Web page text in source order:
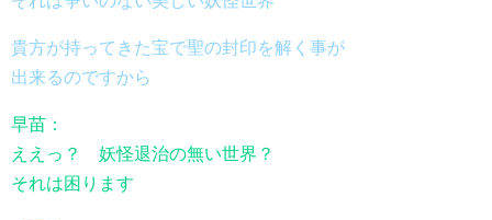
貴方が持ってきた宝で聖の封印を解く事が
出来るのですから
早苗：
ええっ？ 妖怪退治の無い世界？
それは困ります